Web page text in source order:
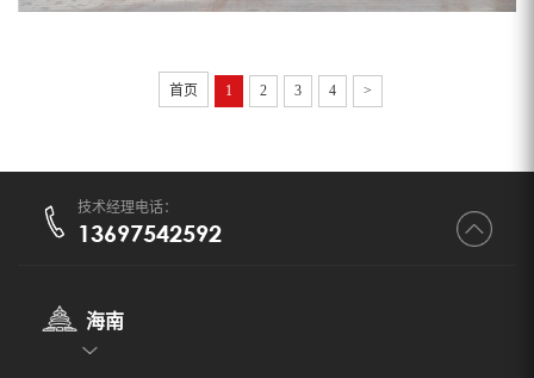
首页 1 2 3 4 >
技术经理电话：
13697542592
海南